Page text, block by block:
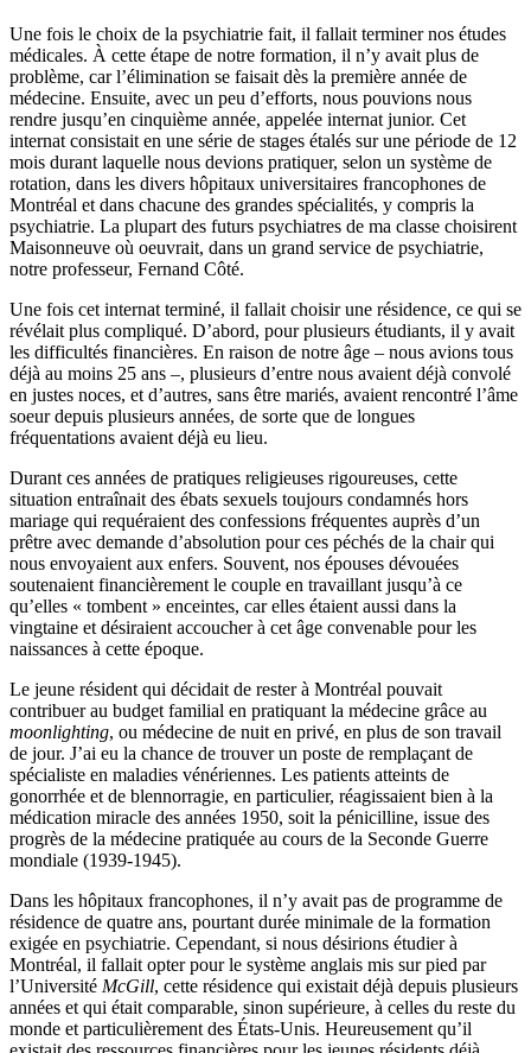
Une fois le choix de la psychiatrie fait, il fallait terminer nos études
médicales. À cette étape de notre formation, il n’y avait plus de
problème, car l’élimination se faisait dès la première année de
médecine. Ensuite, avec un peu d’efforts, nous pouvions nous
rendre jusqu’en cinquième année, appelée internat junior. Cet
internat consistait en une série de stages étalés sur une période de 12
mois durant laquelle nous devions pratiquer, selon un système de
rotation, dans les divers hôpitaux universitaires francophones de
Montréal et dans chacune des grandes spécialités, y compris la
psychiatrie. La plupart des futurs psychiatres de ma classe choisirent
Maisonneuve où oeuvrait, dans un grand service de psychiatrie,
notre professeur, Fernand Côté.
Une fois cet internat terminé, il fallait choisir une résidence, ce qui se
révélait plus compliqué. D’abord, pour plusieurs étudiants, il y avait
les difficultés financières. En raison de notre âge – nous avions tous
déjà au moins 25 ans –, plusieurs d’entre nous avaient déjà convolé
en justes noces, et d’autres, sans être mariés, avaient rencontré l’âme
soeur depuis plusieurs années, de sorte que de longues
fréquentations avaient déjà eu lieu.
Durant ces années de pratiques religieuses rigoureuses, cette
situation entraînait des ébats sexuels toujours condamnés hors
mariage qui requéraient des confessions fréquentes auprès d’un
prêtre avec demande d’absolution pour ces péchés de la chair qui
nous envoyaient aux enfers. Souvent, nos épouses dévouées
soutenaient financièrement le couple en travaillant jusqu’à ce
qu’elles « tombent » enceintes, car elles étaient aussi dans la
vingtaine et désiraient accoucher à cet âge convenable pour les
naissances à cette époque.
Le jeune résident qui décidait de rester à Montréal pouvait
contribuer au budget familial en pratiquant la médecine grâce au
moonlighting, ou médecine de nuit en privé, en plus de son travail
de jour. J’ai eu la chance de trouver un poste de remplaçant de
spécialiste en maladies vénériennes. Les patients atteints de
gonorrhée et de blennorragie, en particulier, réagissaient bien à la
médication miracle des années 1950, soit la pénicilline, issue des
progrès de la médecine pratiquée au cours de la Seconde Guerre
mondiale (1939-1945).
Dans les hôpitaux francophones, il n’y avait pas de programme de
résidence de quatre ans, pourtant durée minimale de la formation
exigée en psychiatrie. Cependant, si nous désirions étudier à
Montréal, il fallait opter pour le système anglais mis sur pied par
l’Université McGill, cette résidence qui existait déjà depuis plusieurs
années et qui était comparable, sinon supérieure, à celles du reste du
monde et particulièrement des États-Unis. Heureusement qu’il